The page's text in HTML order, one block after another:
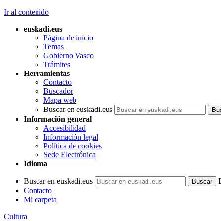
Ir al contenido
euskadi.eus
Página de inicio
Temas
Gobierno Vasco
Trámites
Herramientas
Contacto
Buscador
Mapa web
Buscar en euskadi.eus
Información general
Accesibilidad
Información legal
Política de cookies
Sede Electrónica
Idioma
Buscar en euskadi.eus
Contacto
Mi carpeta
Cultura